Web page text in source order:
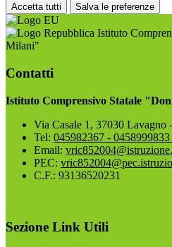
Accetta tutti Salva le preferenze
Istituto
Milani"
Contatti
Istituto Comprensivo Statale
Via Casale 1, 37030 Lavagno
Tel: 045982367 -
Email:
PEC:
C.F.: 93136520231
Sezione Link Utili